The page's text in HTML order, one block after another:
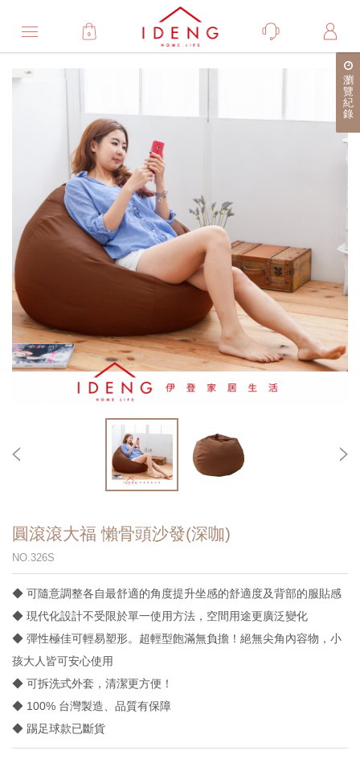
0
瀏
覽
紀
錄
Product
產
紹
圓滾滾大福 懶骨頭沙發(深咖)
NO.326S
◆ 可隨意調整各自最舒適的角度提升坐感的舒適度及背部的服貼感
◆ 現代化設計不受限於單一使用方法，空間用途更廣泛變化
◆ 彈性極佳可輕易塑形。超輕型飽滿無負擔！絕無尖角內容物，小
孩大人皆可安心使用
◆ 可拆洗式外套，清潔更方便！
◆ 100% 台灣製造、品質有保障
◆ 踢足球款已斷貨